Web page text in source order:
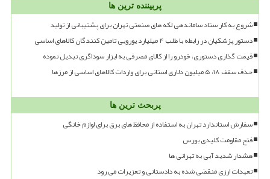
پربیننده ترین ها
شروع به کار ستاد ساماندهی لکه های صنعتی تهران برای پشتیبانی از تولید
دستور پزشکیان در رابطه با طلب ۴ میلیارد یورویی تامین کنندگان کالاهای اساسی
قیمت گذاری دستوری، خودرو را از کالای مصرفی به ابزار سوداگری تبدیل نموده
حذف سقف ۱۸، ۵ میلیون دلاری استانی برای واردات کالاهای اساسی از مرزها
پربحث ترین ها
سفارش استاندارد تهران به استفاده از محافظ های برق برای لوازم خانگی
فتح مقاومت کلیدی بورس
هشدار شدید آبی به تهرانی ها
تعهدات ارزی منقضی شده به دادستانی و تعزیرات می رود